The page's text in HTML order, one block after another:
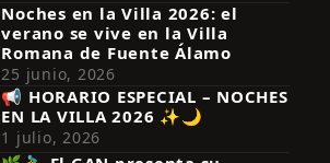
Síguenos en Instagram
Noches en la Villa 2026: el
verano se vive en la Villa
Romana de Fuente Álamo
25 junio, 2026
📢 HORARIO ESPECIAL – NOCHES
EN LA VILLA 2026 ✨🌙
1 julio, 2026